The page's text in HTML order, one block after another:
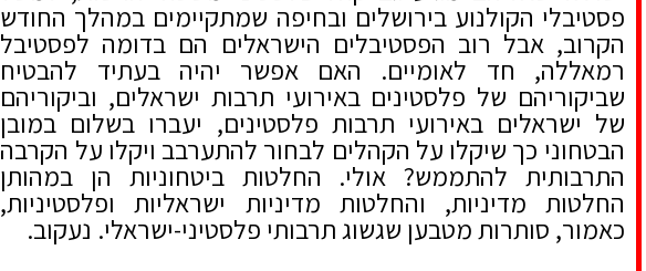
פסטיבלי הקולנוע בירושלים ובחיפה שמתקיימים במהלך החודש
הקרוב, אבל רוב הפסטיבלים הישראלים הם בדומה לפסטיבל
רמאללה, חד לאומיים. האם אפשר יהיה בעתיד להבטיח
שביקוריהם של פלסטינים באירועי תרבות ישראלים, וביקוריהם
של ישראלים באירועי תרבות פלסטינים, יעברו בשלום במובן
הבטחוני כך שיקלו על הקהלים לבחור להתערבב ויקלו על הקרבה
התרבותית להתממש? אולי. החלטות ביטחוניות הן במהותן
החלטות מדיניות, והחלטות מדיניות ישראליות ופלסטיניות,
כאמור, סותרות מטבען שגשוג תרבותי פלסטיני-ישראלי. נעקוב.